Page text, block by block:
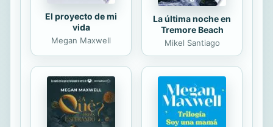
El proyecto de mi
vida
Megan Maxwell
La última noche en
Tremore Beach
Mikel Santiago